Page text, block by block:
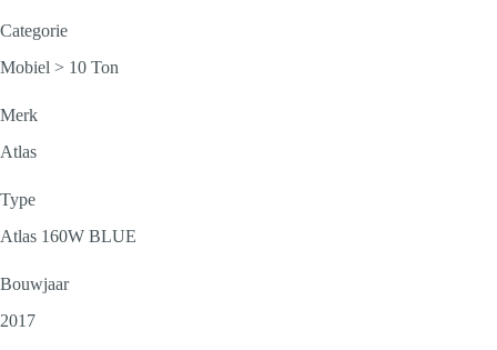
Categorie
Mobiel > 10 Ton
Merk
Atlas
Type
Atlas 160W BLUE
Bouwjaar
2017